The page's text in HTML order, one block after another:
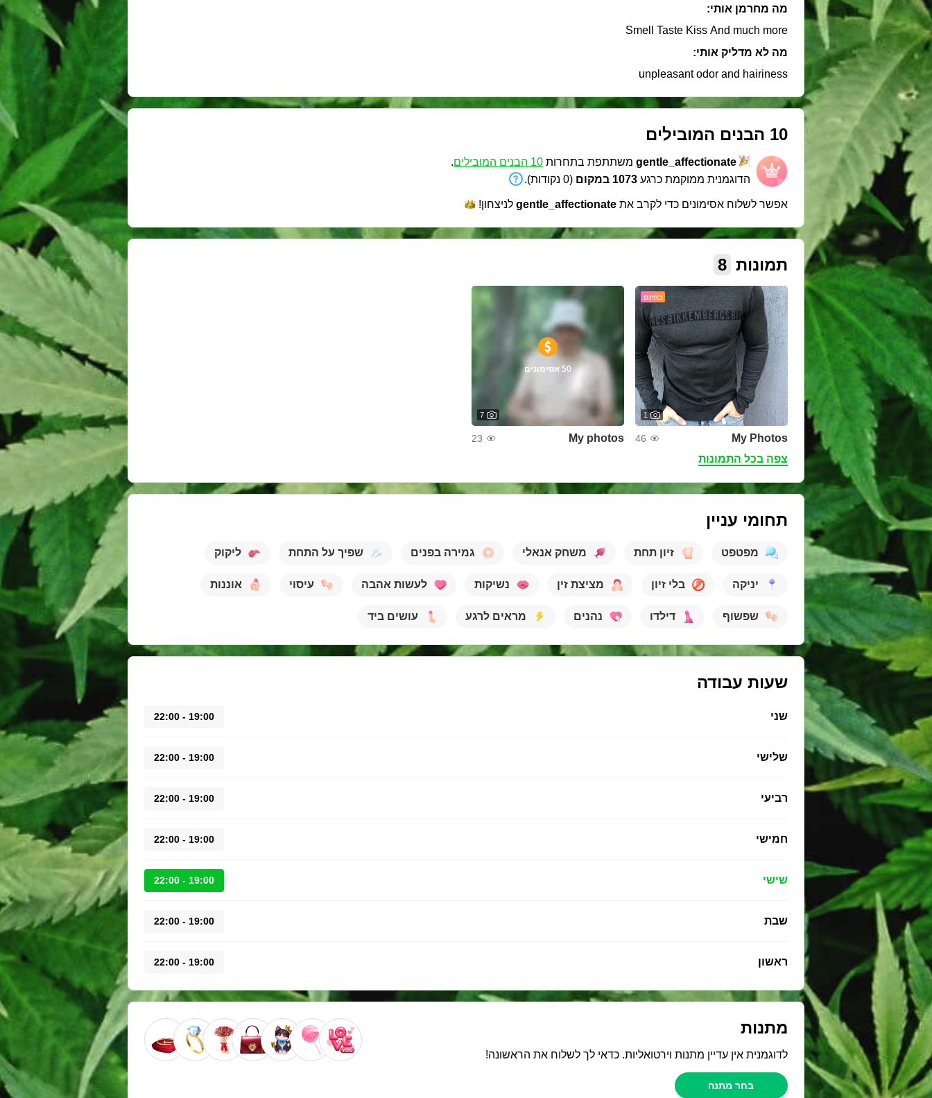
מה מחרמן אותי:
Smell Taste Kiss And much more
מה לא מדליק אותי:
unpleasant odor and hairiness
10 הבנים המובילים
gentle_affectionate משתתפת בתחרות 10 הבנים המובילים
.
הדוגמנית ממוקמת כרגע 1073 במקום (0 נקודות).
אפשר לשלוח אסימונים כדי לקרב את gentle_affectionate לניצחון!
תמונות 8
בחינם
1
My Photos
46
50 אסימונים
7
My photos
23
צפה בכל התמונות
תחומי עניין
מפטפט זיון תחת משחק אנאלי גמירה בפנים שפיך על התחת ליקוק
יניקה בלי זיון מציצת זין נשיקות לעשות אהבה עיסוי אוננות
שפשוף דילדו נהנים מראים לרגע עושים ביד
שעות עבודה
שני 19:00 - 22:00
שלישי 19:00 - 22:00
רביעי 19:00 - 22:00
חמישי 19:00 - 22:00
שישי 19:00 - 22:00
שבת 19:00 - 22:00
ראשון 19:00 - 22:00
מתנות
לדוגמנית אין עדיין מתנות וירטואליות. כדאי לך לשלוח את הראשונה!
בחר מתנה